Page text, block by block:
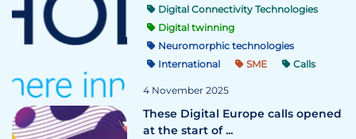
Digital Connectivity Technologies
Digital twinning
Neuromorphic technologies
International
SME Calls
4 November 2025
These Digital Europe calls opened
at the start of ...